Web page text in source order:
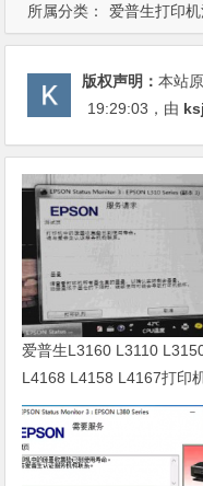
所属分类： 爱普生打印
版权声明：本站
19:29:03 ，由
爱普生L3160 L3110
L4168 L4158 L4167打印
清零软件